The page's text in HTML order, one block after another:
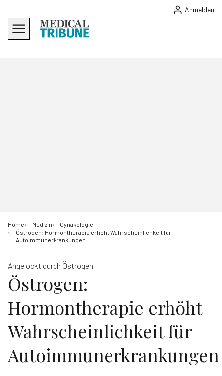
Anmelden
Home Medizin
Gynäkologie
Östrogen: Hormontherapie erhöht Wahrscheinlichkeit für
Autoimmunerkrankungen
Angelockt durch Östrogen
Östrogen:
Hormontherapie erhöht
Wahrscheinlichkeit für
Autoimmunerkrankungen